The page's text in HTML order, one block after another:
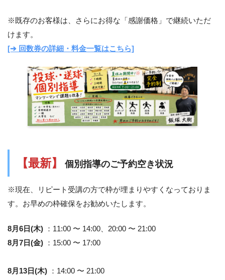
※既存のお客様は、さらにお得な「感謝価格」で継続いただ
けます。
[➔ 回数券の詳細・料金一覧はこちら]
【最新】 個別指導のご予約空き状況
※現在、リピート受講の方で枠が埋まりやすくなっておりま
す。お早めの枠確保をお勧めいたします。
8月6日(木)
：11:00 〜 14:00、20:00 〜 21:00
8月7日(金)
：15:00 〜 17:00
8月13日(木)
：14:00 〜 21:00